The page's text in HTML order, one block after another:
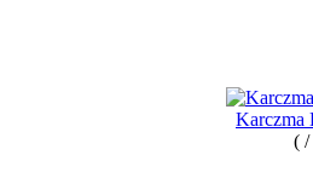
Karczma
( /